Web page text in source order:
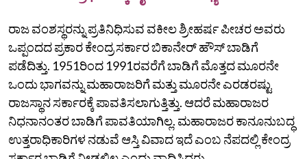
ರಾಜ ವಂಶಸ್ಥರನ್ನು ಪ್ರತಿನಿಧಿಸುವ ವಕೀಲ ಶ್ರೀಹರ್ಷ ಪೀಚರ ಅವರು
ಒಪ್ಪಂದದ ಪ್ರಕಾರ ಕೇಂದ್ರ ಸರ್ಕಾರ ಬಿಕಾನೇರ್‌ ಹೌಸ್‌ ಬಾಡಿಗೆ
ಪಡೆದಿತ್ತು. 1951ರಿಂದ 1991ರವರೆಗೆ ಬಾಡಿಗೆ ಮೊತ್ತದ ಮೂರನೇ
ಒಂದು ಭಾಗವನ್ನು ಮಹಾರಾಜರಿಗೆ ಮತ್ತು ಮೂರನೇ ಎರಡರಷ್ಟು
ರಾಜಸ್ಥಾನ ಸರ್ಕಾರಕ್ಕೆ ಪಾವತಿಸಲಾಗುತ್ತಿತ್ತು. ಆದರೆ ಮಹಾರಾಜರ
ನಿಧನಾನಂತರ ಬಾಡಿಗೆ ಪಾವತಿಯಾಗಿಲ್ಲ. ಮಹಾರಾಜರ ಕಾನೂನುಬದ್ಧ
ಉತ್ತರಾಧಿಕಾರಿಗಳ ನಡುವೆ ಆಸ್ತಿ ವಿವಾದ ಇದೆ ಎಂಬ ನೆಪದಲ್ಲಿ ಕೇಂದ್ರ